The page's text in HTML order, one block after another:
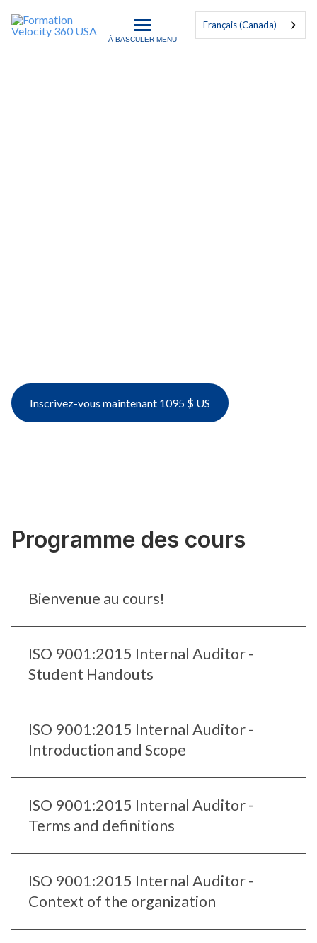
Formation Velocity 360
À BASCULER MENU
Français (Canada)
Inscrivez-vous maintenant 1095 $ US
Programme des cours
Bienvenue au cours!
ISO 9001:2015 Internal Auditor -
Student Handouts
ISO 9001:2015 Internal Auditor -
Introduction and Scope
ISO 9001:2015 Internal Auditor -
Terms and definitions
ISO 9001:2015 Internal Auditor -
Context of the organization